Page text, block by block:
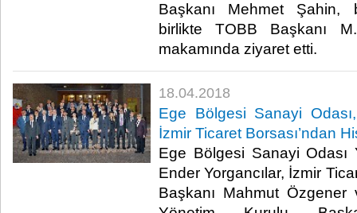
Başkanı Mehmet Şahin,
birlikte TOBB Başkanı M.
makamında ziyaret etti.​
18.04.2018
Ege Bölgesi Sanayi
İzmir Ticaret Borsası’ndan
Ege Bölgesi Sanayi Odası
Ender Yorgancılar, İzmir
Başkanı Mahmut Özgener